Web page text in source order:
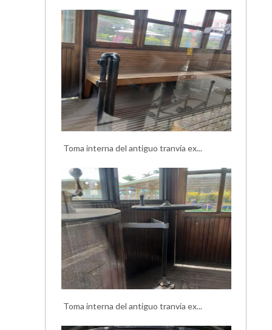
Toma interna del antiguo tranvía ex...
Toma interna del antiguo tranvía ex...